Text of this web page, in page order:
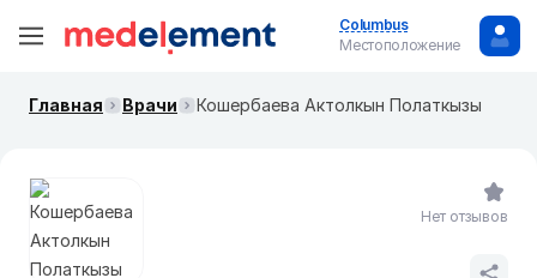
Columbus
Местоположение
Главная Врачи Кошербаева Актолкын Полаткызы
Нет отзывов